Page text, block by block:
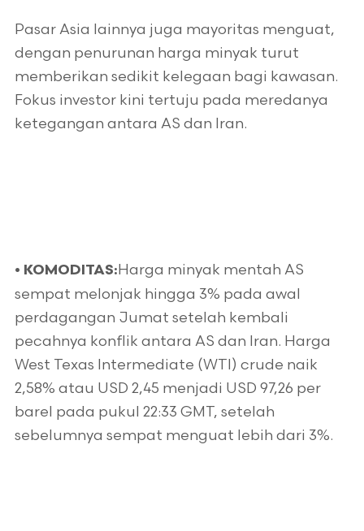
Pasar Asia lainnya juga mayoritas menguat,
dengan penurunan harga minyak turut
memberikan sedikit kelegaan bagi kawasan.
Fokus investor kini tertuju pada meredanya
ketegangan antara AS dan Iran.
• KOMODITAS: Harga minyak mentah AS
sempat melonjak hingga 3% pada awal
perdagangan Jumat setelah kembali
pecahnya konflik antara AS dan Iran. Harga
West Texas Intermediate (WTI) crude naik
2,58% atau USD 2,45 menjadi USD 97,26 per
barel pada pukul 22:33 GMT, setelah
sebelumnya sempat menguat lebih dari 3%.